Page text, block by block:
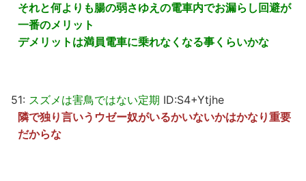
それと何よりも腸の弱さゆえの電車内でお漏らし回避が
一番のメリット
デメリットは満員電車に乗れなくなる事くらいかな
51: スズメは害鳥ではない定期 ID:S4+Ytjhe
隣で独り言いうウゼー奴がいるかいないかはかなり重要
だからな